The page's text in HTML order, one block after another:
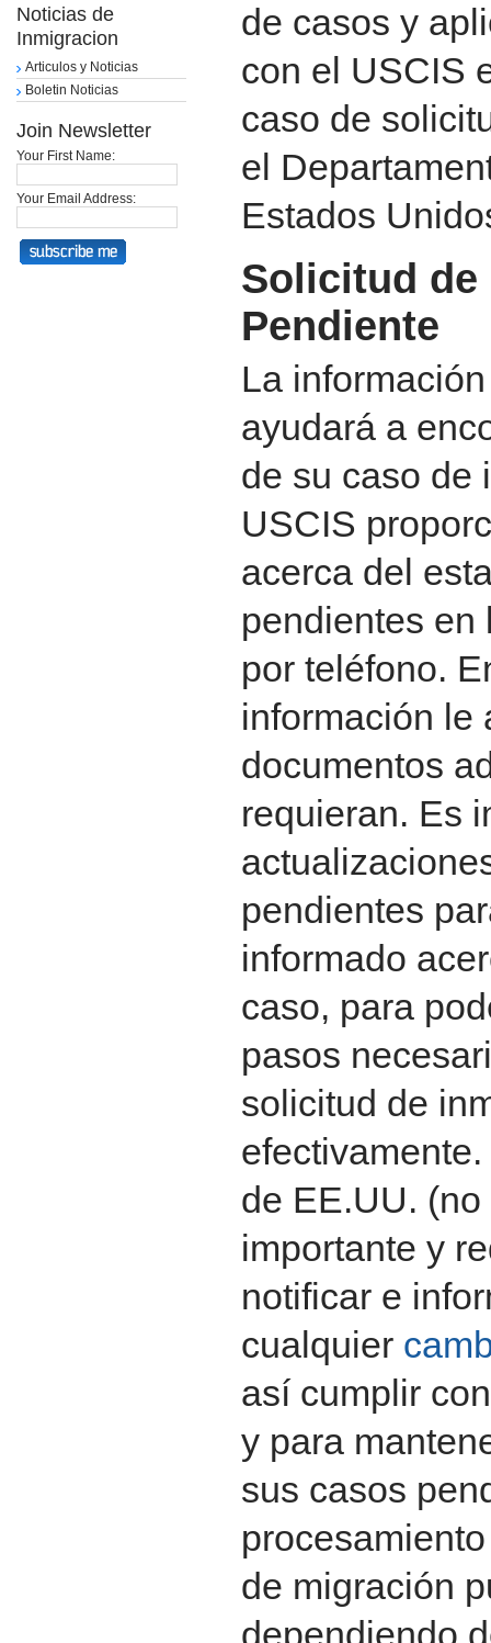
Noticias de
Inmigracion
Articulos y Noticias
Boletin Noticias
Join Newsletter
Your First Name:
Your Email Address:
de casos y
con el USCIS
caso de
el
Estados
Solicitud
Pendiente
La
ayudará a
de su caso de
USCIS
acerca del
pendientes en
por teléfono.
información le
documentos
requieran. Es
pendientes
informado
caso, para
pasos
solicitud de
de EE.UU.
importante y
notificar e
cualquier
así cumplir
y para
sus casos
de migración
dependiendo